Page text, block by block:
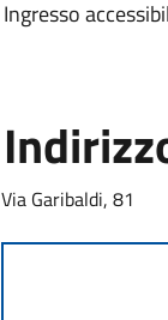
Ingresso
Via Garibaldi, 81